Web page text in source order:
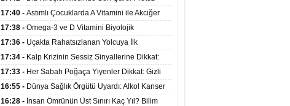
Ameliyatı İle Yaşam Kalitesi Artıyor
17:40 - Astımlı Çocuklarda A Vitamini ile Akciğer
Hacmi Arasında Bağlantı Bulundu
17:38 - Omega-3 ve D Vitamini Biyolojik
Yaşlanmayı Yavaşlatabilir
17:36 - Uçakta Rahatsızlanan Yolcuya İlk
Müdahale Sağlık Bakanı Memişoğlu'ndan Geldi
17:34 - Kalp Krizinin Sessiz Sinyallerine Dikkat:
Yalnızca Göğüs Ağrısıyla Gelmiyor
17:33 - Her Sabah Poğaça Yiyenler Dikkat: Gizli
Şeker ve Yağ Yükü Kalbi ve Bağırsakları Tehdit
Ediyor
16:55 - Dünya Sağlık Örgütü Uyardı: Alkol Kanser
Riskini Doğrudan Artırıyor
16:28 - İnsan Ömrünün Üst Sınırı Kaç Yıl? Bilim